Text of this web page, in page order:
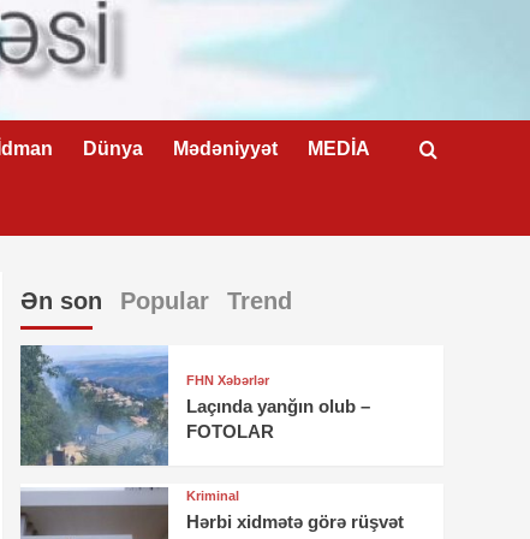
İdman Dünya Mədəniyyət MEDİA
Ən son Popular Trend
FHN Xəbərlər
Laçında yanğın olub –
FOTOLAR
Kriminal
Hərbi xidmətə görə rüşvət